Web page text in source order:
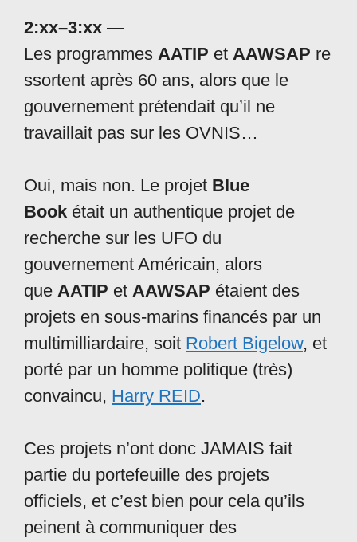
2:xx–3:xx —
Les programmes AATIP et AAWSAP re
ssortent après 60 ans, alors que le
gouvernement prétendait qu’il ne
travaillait pas sur les OVNIS…
Oui, mais non. Le projet Blue
Book était un authentique projet de
recherche sur les UFO du
gouvernement Américain, alors
que AATIP et AAWSAP étaient des
projets en sous-marins financés par un
multimilliardaire, soit Robert Bigelow, et
porté par un homme politique (très)
convaincu, Harry REID.
Ces projets n’ont donc JAMAIS fait
partie du portefeuille des projets
officiels, et c’est bien pour cela qu’ils
peinent à communiquer des